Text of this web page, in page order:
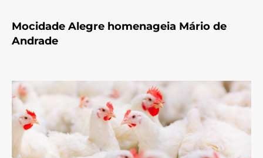
Mocidade Alegre homenageia Mário de
Andrade